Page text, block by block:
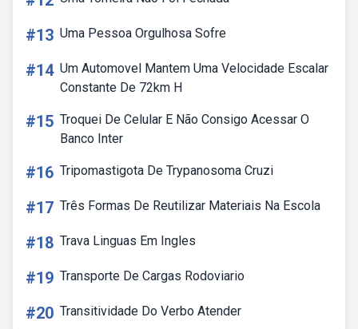
#13 Uma Pessoa Orgulhosa Sofre
#14 Um Automovel Mantem Uma Velocidade Escalar
Constante De 72km H
#15 Troquei De Celular E Não Consigo Acessar O
Banco Inter
#16 Tripomastigota De Trypanosoma Cruzi
#17 Três Formas De Reutilizar Materiais Na Escola
#18 Trava Linguas Em Ingles
#19 Transporte De Cargas Rodoviario
#20 Transitividade Do Verbo Atender